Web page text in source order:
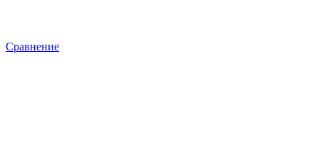
Сравнение